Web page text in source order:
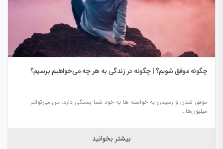
چگونه موفق شویم؟ | چگونه در زندگی به هر چه می‌خواهیم برسیم؟
موفق شدن و رسیدن به خواسته‌ ها به خود شما بستگی دارد. من می­‌توانم
میلیون­‌ها...
بیشتر بخوانید